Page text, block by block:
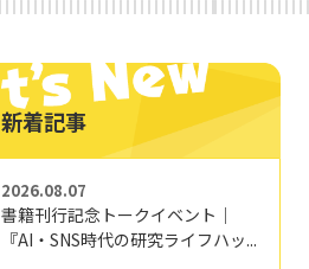
新着記事
2026.08.07
書籍刊行記念トークイベント｜
『AI・SNS時代の研究ライフハッ...